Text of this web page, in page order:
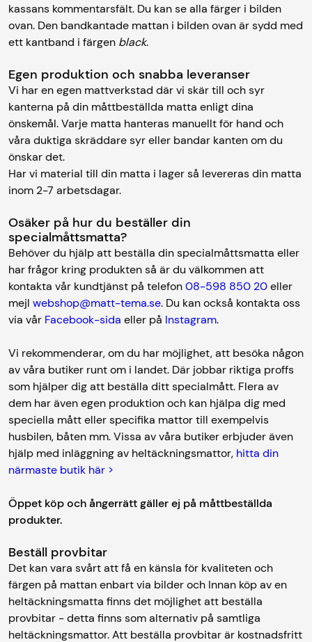
kassans kommentarsfält. Du kan se alla färger i bilden
ovan. Den bandkantade mattan i bilden ovan är sydd med
ett kantband i färgen black.
Egen produktion och snabba leveranser
Vi har en egen mattverkstad där vi skär till och syr
kanterna på din måttbeställda matta enligt dina
önskemål. Varje matta hanteras manuellt för hand och
våra duktiga skräddare syr eller bandar kanten om du
önskar det.
Har vi material till din matta i lager så levereras din matta
inom 2-7 arbetsdagar.
Osäker på hur du beställer din
specialmåttsmatta?
Behöver du hjälp att beställa din specialmåttsmatta eller
har frågor kring produkten så är du välkommen att
kontakta vår kundtjänst på telefon08-598 850 20eller
mejl webshop@matt-tema.se. Du kan också kontakta oss
via vår Facebook-sida eller på Instagram.
Vi rekommenderar, om du har möjlighet, att besöka någon
av våra butiker runt om i landet. Där jobbar riktiga proffs
som hjälper dig att beställa ditt specialmått. Flera av
dem har även egen produktion och kan hjälpa dig med
speciella mått eller specifika mattor till exempelvis
husbilen, båten mm. Vissa av våra butiker erbjuder även
hjälp med inläggning av heltäckningsmattor, hitta din
närmaste butik här >
Öppet köp och ångerrätt gäller ej på måttbeställda
produkter.
Beställ provbitar
Det kan vara svårt att få en känsla för kvaliteten och
färgen på mattan enbart via bilder och Innan köp av en
heltäckningsmatta finns det möjlighet att beställa
provbitar - detta finns som alternativ på samtliga
heltäckningsmattor. Att beställa provbitar är kostnadsfritt